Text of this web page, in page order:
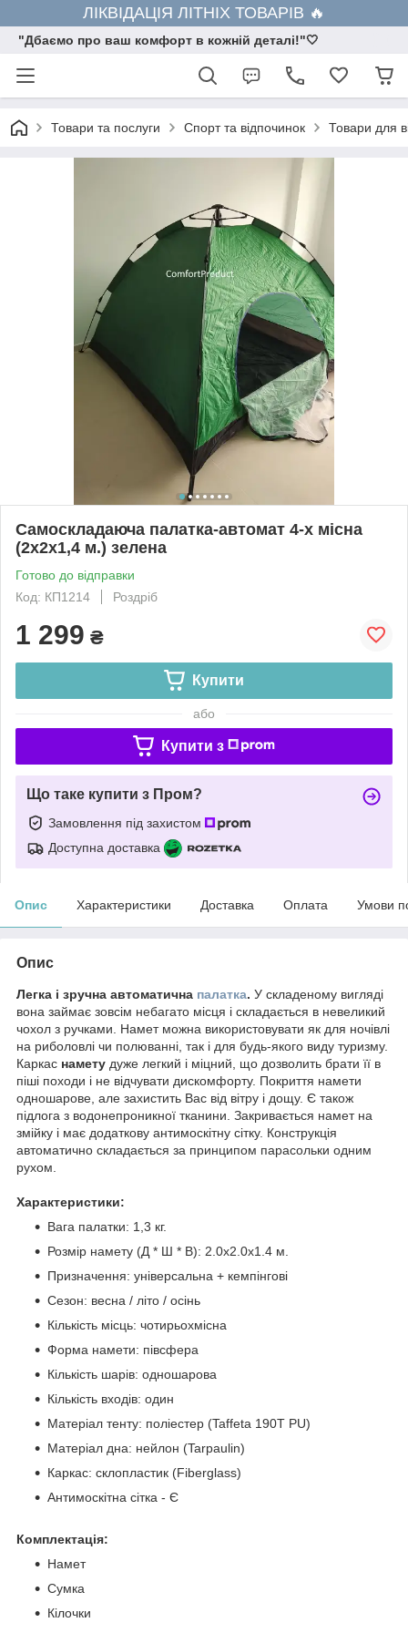
ЛІКВІДАЦІЯ ЛІТНІХ ТОВАРІВ 🔥
"Дбаємо про ваш комфорт в кожній деталі!"🤍
Товари та послуги Спорт та відпочинок Товари для
Самоскладаюча палатка-автомат 4-х місна
(2х2х1,4 м.) зелена
Готово до відправки
Код: КП1214
Роздріб
1 299 ₴
Купити
або
Купити з
Що таке купити з Пром?
Замовлення під захистом
Доступна доставка
Опис Характеристики Доставка Оплата Умови
Опис
Легка і зручна автоматична палатка. У складеному вигляді
вона займає зовсім небагато місця і складається в невеликий
чохол з ручками. Намет можна використовувати як для ночівлі
на риболовлі чи полюванні, так і для будь-якого виду туризму.
Каркас намету дуже легкий і міцний, що дозволить брати її в
піші походи і не відчувати дискомфорту. Покриття намети
одношарове, але захистить Вас від вітру і дощу. Є також
підлога з водонепроникної тканини. Закривається намет на
змійку і має додаткову антимоскітну сітку. Конструкція
автоматично складається за принципом парасольки одним
рухом.
Характеристики:
Вага палатки: 1,3 кг.
Розмір намету (Д * Ш * В): 2.0х2.0х1.4 м.
Призначення: універсальна + кемпінгові
Сезон: весна / літо / осінь
Кількість місць: чотирьохмісна
Форма намети: півсфера
Кількість шарів: одношарова
Кількість входів: один
Матеріал тенту: поліестер (Taffeta 190T PU)
Матеріал дна: нейлон (Tarpaulin)
Каркас: склопластик (Fiberglass)
Антимоскітна сітка - Є
Комплектація:
Намет
Сумка
Кілочки